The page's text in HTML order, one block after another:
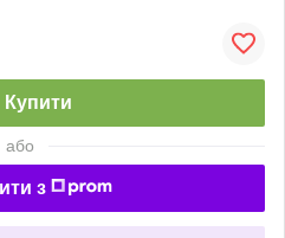
Купити
або
з